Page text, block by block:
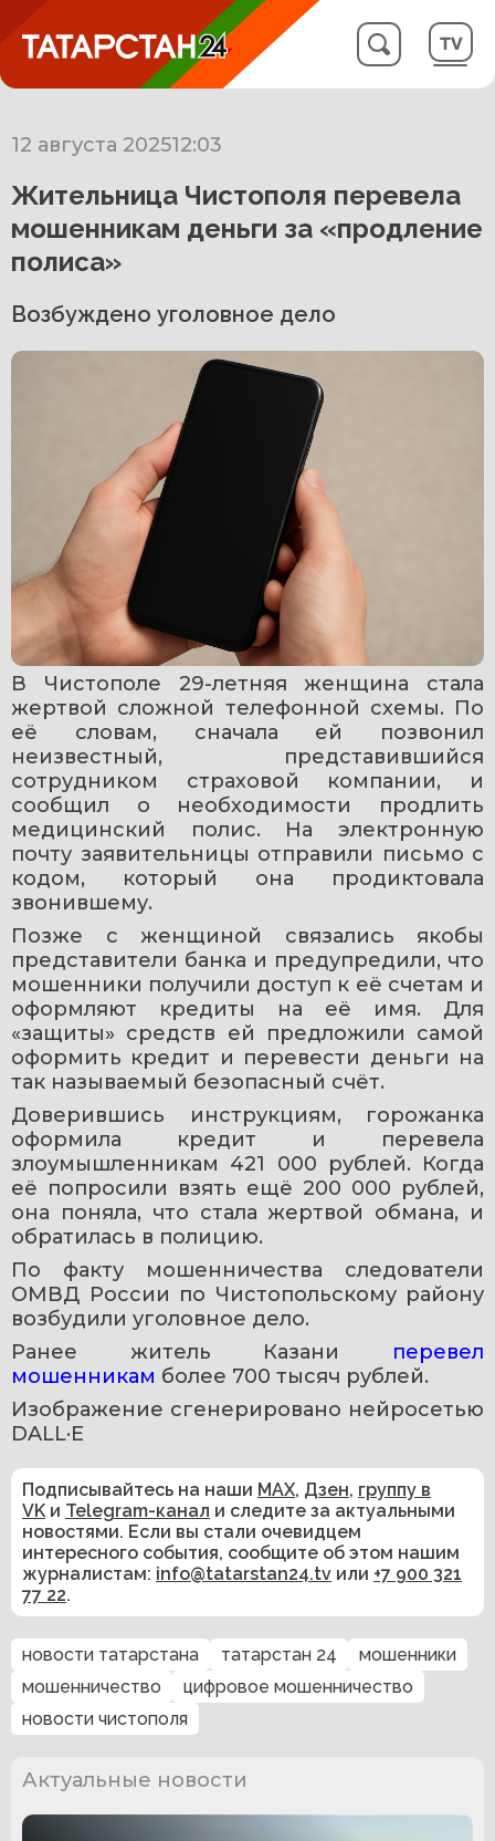
12 августа 202512:03
Жительница Чистополя перевела
мошенникам деньги за «продление
полиса»
Возбуждено уголовное дело
В Чистополе 29-летняя женщина стала
жертвой сложной телефонной схемы. По
её словам, сначала ей позвонил
неизвестный, представившийся
сотрудником страховой компании, и
сообщил о необходимости продлить
медицинский полис. На электронную
почту заявительницы отправили письмо с
кодом, который она продиктовала
звонившему.
Позже с женщиной связались якобы
представители банка и предупредили, что
мошенники получили доступ к её счетам и
оформляют кредиты на её имя. Для
«защиты» средств ей предложили самой
оформить кредит и перевести деньги на
так называемый безопасный счёт.
Доверившись инструкциям, горожанка
оформила кредит и перевела
злоумышленникам 421 000 рублей. Когда
её попросили взять ещё 200 000 рублей,
она поняла, что стала жертвой обмана, и
обратилась в полицию.
По факту мошенничества следователи
ОМВД России по Чистопольскому району
возбудили уголовное дело.
Ранее житель Казани перевел
мошенникам более 700 тысяч рублей.
Изображение сгенерировано нейросетью
DALL·E
Подписывайтесь на наши MAX, Дзен, группу в
VK и Telegram-канал и следите за актуальными
новостями. Если вы стали очевидцем
интересного события, сообщите об этом нашим
журналистам: info@tatarstan24.tv или +7 900 321
77 22.
новости татарстана татарстан 24
мошенники
мошенничество
цифровое мошенничество
новости чистополя
Актуальные новости